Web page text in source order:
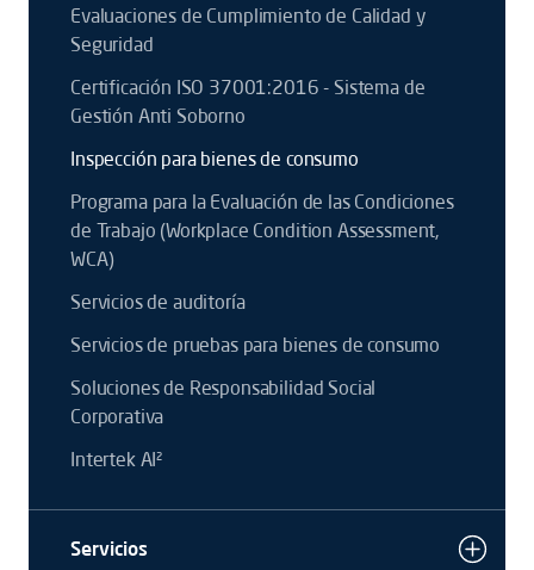
Evaluaciones de Cumplimiento de Calidad y
Seguridad
Certificación ISO 37001:2016 - Sistema de
Gestión Anti Soborno
Inspección para bienes de consumo
Programa para la Evaluación de las Condiciones
de Trabajo (Workplace Condition Assessment,
WCA)
Servicios de auditoría
Servicios de pruebas para bienes de consumo
Soluciones de Responsabilidad Social
Corporativa
Intertek AI²
Servicios